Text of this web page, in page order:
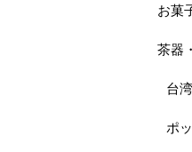
お菓
茶器
台
ポ